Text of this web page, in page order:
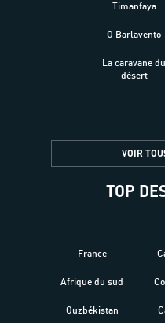
Timanfaya
O Barlavento
La caravane du
désert
VOIR
TOP
France
Afrique du sud
Ouzbékistan